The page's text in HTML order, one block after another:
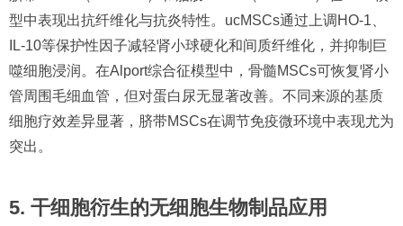
型中表现出抗纤维化与抗炎特性。ucMSCs通过上调HO-1、
IL-10等保护性因子减轻肾小球硬化和间质纤维化，并抑制巨
噬细胞浸润。在Alport综合征模型中，骨髓MSCs可恢复肾小
管周围毛细血管，但对蛋白尿无显著改善。不同来源的基质
细胞疗效差异显著，脐带MSCs在调节免疫微环境中表现尤为
突出。
5. 干细胞衍生的无细胞生物制品应用